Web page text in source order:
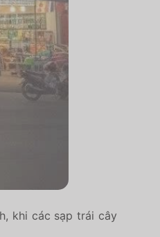
khi các sạp trái cây